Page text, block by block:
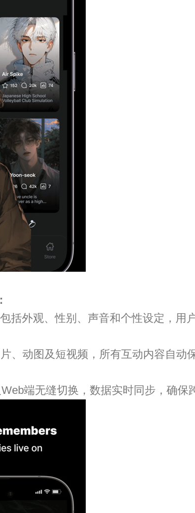
括外观、性别、声音和个性设定，用
、动图及短视频，所有互动内容自动
端无缝切换，数据实时同步，确保